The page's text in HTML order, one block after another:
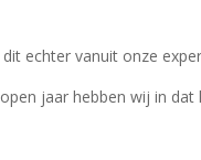
echter vanuit onze
jaar hebben wij in